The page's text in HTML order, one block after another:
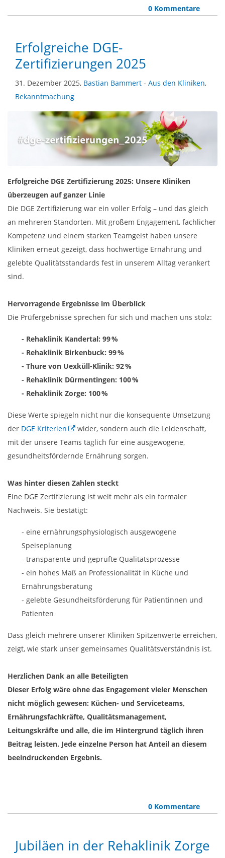
0 Kommentare
Erfolgreiche DGE-
Zertifizierungen 2025
31. Dezember 2025, Bastian Bammert - Aus den Kliniken,
Bekanntmachung
Erfolgreiche DGE Zertifizierung 2025: Unsere Kliniken
überzeugen auf ganzer Linie
Die DGE Zertifizierung war ein voller Erfolg – und das gleich
an mehreren Standorten. Mit großem Engagement, fachlicher
Kompetenz und einem starken Teamgeist haben unsere
Kliniken erneut gezeigt, dass hochwertige Ernährung und
gelebte Qualitätsstandards fest in unserem Alltag verankert
sind.
Hervorragende Ergebnisse im Überblick
Die Prüfergebnisse sprechen für sich und machen uns stolz:
- Rehaklinik Kandertal: 99 %
- Rehaklinik Birkenbuck: 99 %
- Thure von Uexküll-Klinik: 92 %
- Rehaklinik Dürmentingen: 100 %
- Rehaklinik Zorge: 100 %
Diese Werte spiegeln nicht nur die konsequente Umsetzung
der DGE Kriterien
wider, sondern auch die Leidenschaft,
mit der unsere Teams täglich für eine ausgewogene,
gesundheitsfördernde Ernährung sorgen.
Was hinter diesen Zahlen steckt
Eine DGE Zertifizierung ist weit mehr als ein formaler
Nachweis. Sie bestätigt:
- eine ernährungsphysiologisch ausgewogene
Speiseplanung
- transparente und geprüfte Qualitätsprozesse
- ein hohes Maß an Professionalität in Küche und
Ernährungsberatung
- gelebte Gesundheitsförderung für Patientinnen und
Patienten
Dass gleich mehrere unserer Kliniken Spitzenwerte erreichen,
zeigt, wie stark unser gemeinsames Qualitätsverständnis ist.
Herzlichen Dank an alle Beteiligten
Dieser Erfolg wäre ohne das Engagement vieler Menschen
nicht möglich gewesen: Küchen- und Serviceteams,
Ernährungsfachkräfte, Qualitätsmanagement,
Leitungskräfte und alle, die im Hintergrund täglich ihren
Beitrag leisten. Jede einzelne Person hat Anteil an diesem
beeindruckenden Ergebnis.
0 Kommentare
Jubiläen in der Rehaklinik Zorge